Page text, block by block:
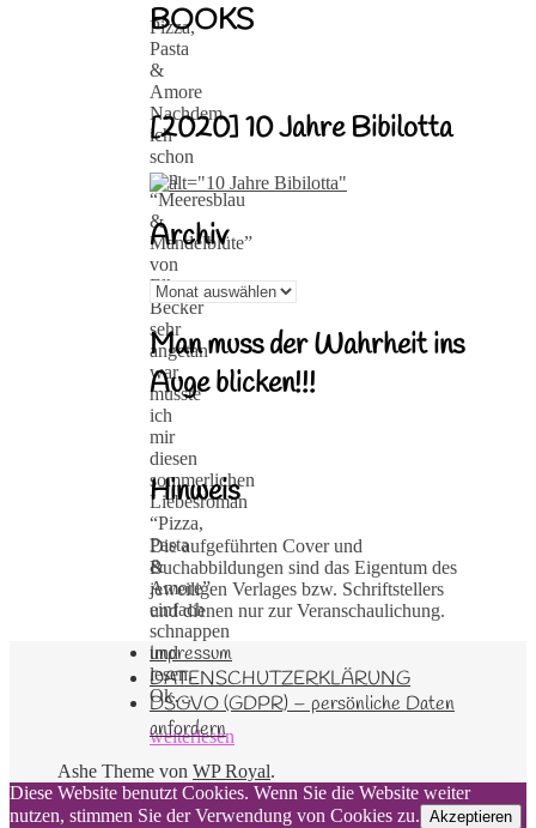
Pizza,
Pasta
&
Amore
Nachdem
ich
schon
von
“Meeresblau
&
Mandelblüte”
von
Elke
Becker
sehr
angetan
war,
musste
ich
mir
diesen
sommerlichen
Liebesroman
“Pizza,
Pasta
&
Amore”
einfach
schnappen
und
lesen.
Ok…
weiterlesen
BOOKS
[2020] 10 Jahre Bibilotta
Archiv
Archiv
Man muss der Wahrheit ins
Auge blicken!!!
Hinweis
Die aufgeführten Cover und
Buchabbildungen sind das Eigentum des
jeweiligen Verlages bzw. Schriftstellers
und dienen nur zur Veranschaulichung.
Impressum
DATENSCHUTZERKLÄRUNG
DSGVO (GDPR) – persönliche Daten
anfordern
Ashe Theme von WP Royal.
Diese Website benutzt Cookies. Wenn Sie die Website weiter
nutzen, stimmen Sie der Verwendung von Cookies zu. Akzeptieren